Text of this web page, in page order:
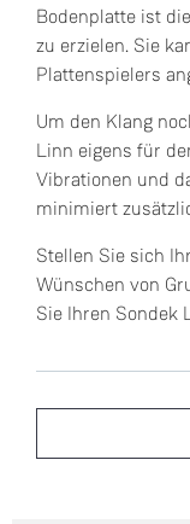
Bodenplatte ist
zu erzielen. Sie
Plattenspielers
Um den Klang
Linn eigens für
Vibrationen und
minimiert
Stellen Sie sich
Wünschen von
Sie Ihren Sondek